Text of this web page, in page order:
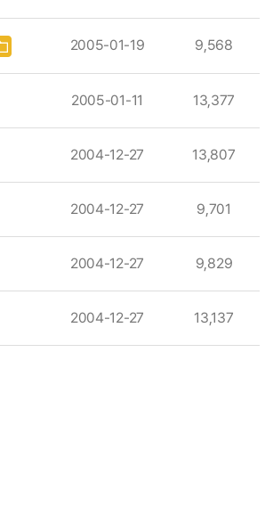
2005-01-19 9,568
2005-01-11 13,377
2004-12-27 13,807
2004-12-27 9,701
2004-12-27 9,829
2004-12-27 13,137